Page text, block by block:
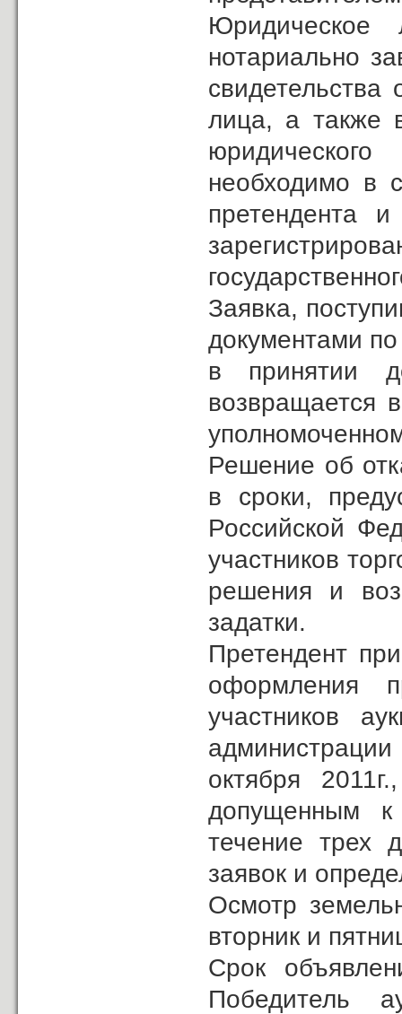
Юридическое
нотариально
свидетельства
лица, а также
необходимо в
претендента и
Заявка,
документами по
в принятии
возвращается
Решение об
в сроки,
Российской
участников
решения и
задатки.
Претендент
оформления
участников
октября
допущенным
течение трех
заявок и
Осмотр
вторник и
Cрок
Победитель